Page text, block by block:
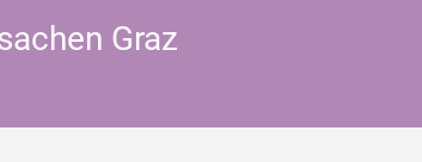
Graz